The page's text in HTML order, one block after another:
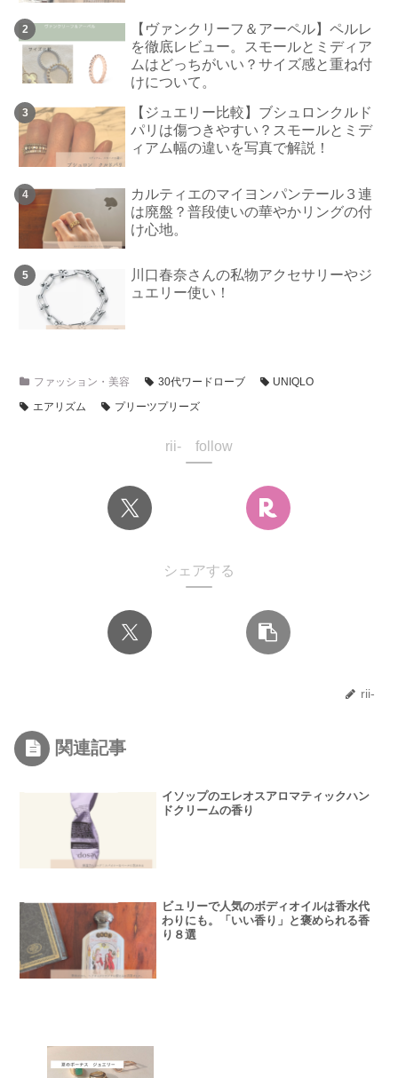
【ヴァンクリーフ＆アーペル】ペルレ
を徹底レビュー。スモールとミディア
ムはどっちがいい？サイズ感と重ね付
けについて。
【ジュエリー比較】ブシュロンクルド
パリは傷つきやすい？スモールとミデ
ィアム幅の違いを写真で解説！
カルティエのマイヨンパンテール３連
は廃盤？普段使いの華やかリングの付
け心地。
川口春奈さんの私物アクセサリーやジ
ュエリー使い！
ファッション・美容 30代ワードローブ
UNIQLO
エアリズム
プリーツプリーズ
rii- follow
シェアする
rii-
関連記事
イソップのエレオスアロマティックハン
ドクリームの香り
ビュリーで人気のボディオイルは香水代
わりにも。「いい香り」と褒められる香
り８選